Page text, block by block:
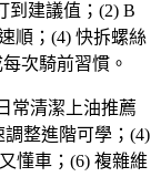
到建議值；(2) B
順；(4) 快拆螺絲
次騎前習慣。
常清潔上油推薦
調整進階可學；(4)
懂車；(6) 複雜維